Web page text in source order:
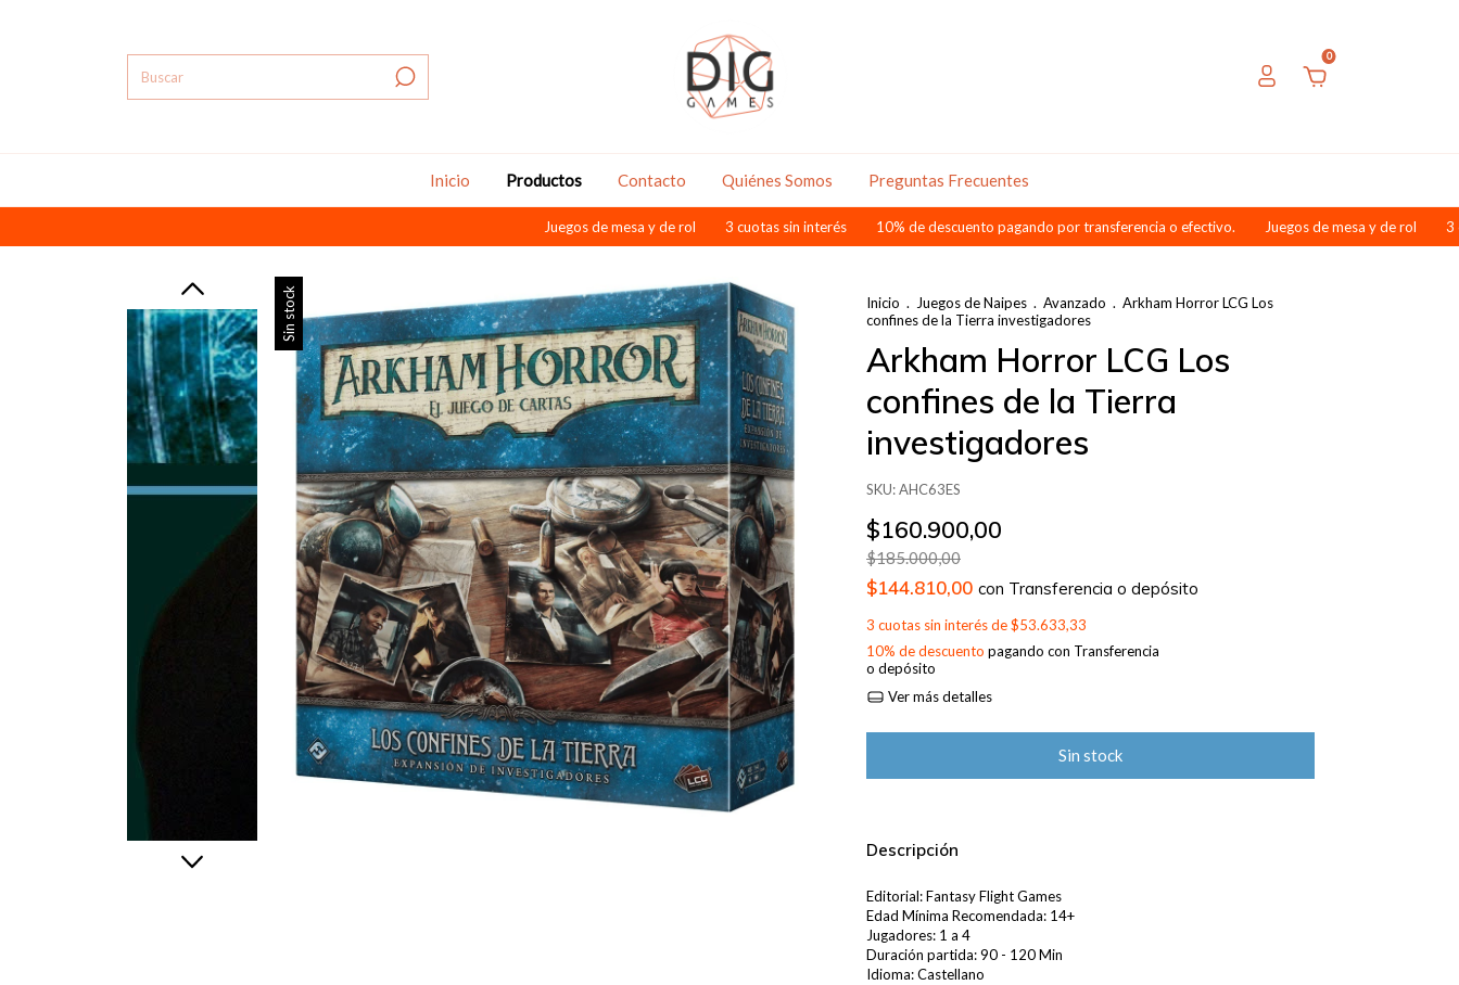
0
Inicio Productos Contacto Quiénes Somos Preguntas Frecuentes
Juegos de mesa y de rol 3 cuotas sin interés 10% de descuento pagando por transferencia o efectivo. Juegos de mesa y de rol 3 cuotas
Sin stock Inicio . Juegos de Naipes . Avanzado . Arkham Horror LCG Los
confines de la Tierra investigadores
Arkham Horror LCG Los
confines de la Tierra
investigadores
SKU:AHC63ES
$160.900,00
$185.000,00
$144.810,00 con Transferencia o depósito
3 cuotas sin interés de$53.633,33
10% de descuento pagando con Transferencia
o depósito
Ver más detalles
Descripción
Editorial: Fantasy Flight Games
Edad Mínima Recomendada: 14+
Jugadores: 1 a 4
Duración partida: 90 - 120 Min
Idioma: Castellano